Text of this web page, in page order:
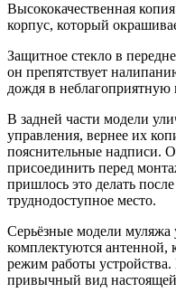
Высококачественная
корпус, который
Защитное стекло в
он препятствует
дождя в неблагоприятную
В задней части модели
управления, вернее их
пояснительные надписи.
присоединить перед
пришлось это делать
труднодоступное место.
Серьёзные модели
комплектуются антенной,
режим работы
привычный вид